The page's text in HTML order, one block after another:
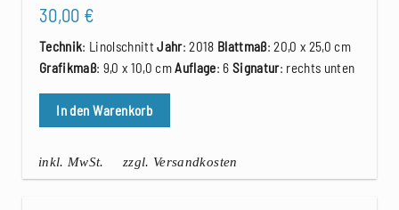
30,00 €
Technik: LinolschnittJahr: 2018 Blattmaß: 20,0 x 25,0 cm
Grafikmaß: 9,0 x 10,0 cmAuflage: 6Signatur: rechts unten
In den Warenkorb
inkl. MwSt. zzgl. Versandkosten